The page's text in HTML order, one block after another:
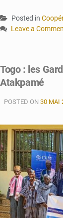
Posted in
Leave a
alliance
numérique
citoyenne
l’avenir
du
Togo
Togo : les
Atakpamé
POSTED ON 30 MAI